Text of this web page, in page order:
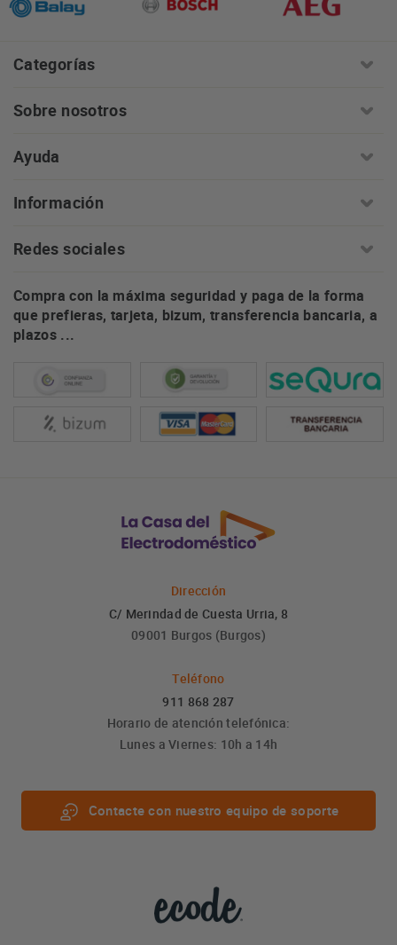
Categorías
Sobre nosotros
Ayuda
Información
Redes sociales
Compra con la máxima seguridad y paga de la forma
que prefieras, tarjeta, bizum, transferencia bancaria, a
plazos ...
Dirección
C/ Merindad de Cuesta Urria, 8
09001 Burgos (Burgos)
Teléfono
911 868 287
Horario de atención telefónica:
Lunes a Viernes: 10h a 14h
Contacte con nuestro equipo de soporte